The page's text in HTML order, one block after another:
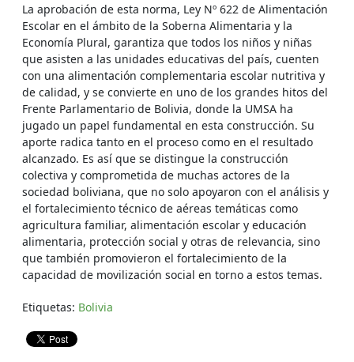
La aprobación de esta norma, Ley Nº 622 de Alimentación
Escolar en el ámbito de la Soberna Alimentaria y la
Economía Plural, garantiza que todos los niños y niñas
que asisten a las unidades educativas del país, cuenten
con una alimentación complementaria escolar nutritiva y
de calidad, y se convierte en uno de los grandes hitos del
Frente Parlamentario de Bolivia, donde la UMSA ha
jugado un papel fundamental en esta construcción. Su
aporte radica tanto en el proceso como en el resultado
alcanzado. Es así que se distingue la construcción
colectiva y comprometida de muchas actores de la
sociedad boliviana, que no solo apoyaron con el análisis y
el fortalecimiento técnico de aéreas temáticas como
agricultura familiar, alimentación escolar y educación
alimentaria, protección social y otras de relevancia, sino
que también promovieron el fortalecimiento de la
capacidad de movilización social en torno a estos temas.
Etiquetas: Bolivia